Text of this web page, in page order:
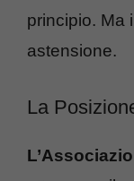
principio. Ma
astensione.
La